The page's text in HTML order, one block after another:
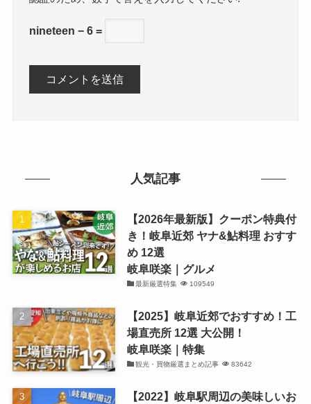
nineteen − 6 =
人気記事
【2026年最新版】クーポン特典付
き！岐阜近郊 ヤナ&鮎料理 おすす
め 12選
岐阜咲楽｜グルメ
最新厳選特集 109549
【2025】岐阜近郊でおすすめ！工
場直売所 12選 大公開！
岐阜咲楽｜特集
観光・買物厳選まとめ記事 83642
【2022】岐阜駅周辺の美味しいお